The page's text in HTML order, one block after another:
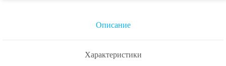
Описание
Характеристики